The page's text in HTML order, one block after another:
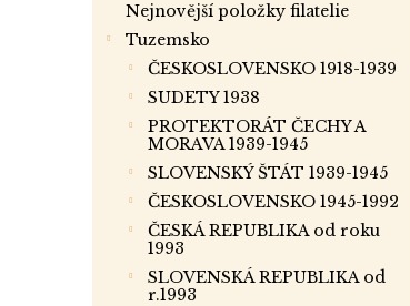
Nejnovější položky filatelie
Tuzemsko
ČESKOSLOVENSKO 1918-1939
SUDETY 1938
PROTEKTORÁT ČECHY A
MORAVA 1939-1945
SLOVENSKÝ ŠTÁT 1939-1945
ČESKOSLOVENSKO 1945-1992
ČESKÁ REPUBLIKA od roku
1993
SLOVENSKÁ REPUBLIKA od
r.1993